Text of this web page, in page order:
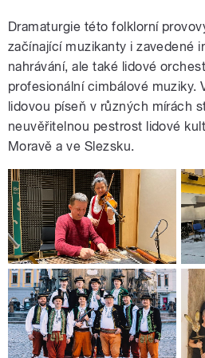
Dramaturgie této folklorní
začínající muzikanty i zavedené
nahrávání, ale také lidové
profesionální cimbálové muziky.
lidovou píseň v různých mírách
neuvěřitelnou pestrost lidové
Moravě a ve Slezsku.